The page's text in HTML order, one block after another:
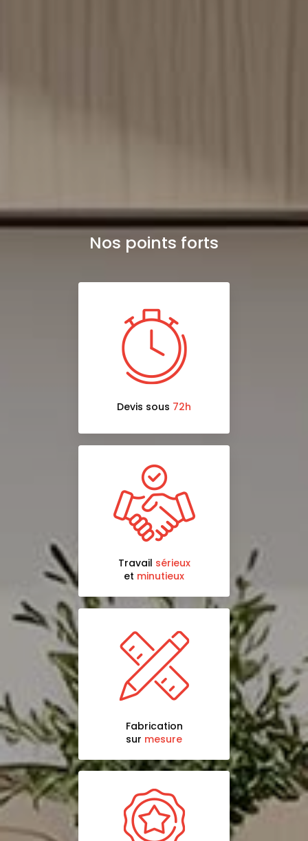
Nos points forts
Devis sous 72h
Travail sérieux
et minutieux
Fabrication
sur mesure